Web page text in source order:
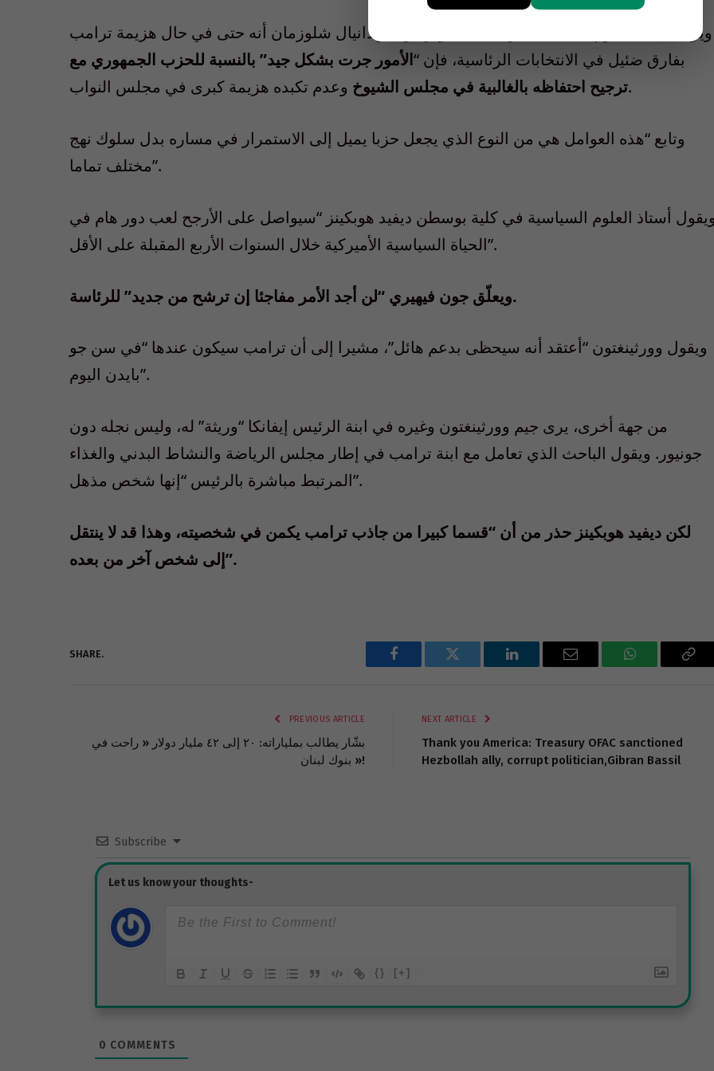
ويرى أستاذ العلوم السياسية في جامعة جونز هوبكنز دانيال شلوزمان أنه حتى في حال هزيمة ترامب
بفارق ضئيل في الانتخابات الرئاسية، فإن “الأمور جرت بشكل جيد” بالنسبة للحزب الجمهوري مع
ترجيح احتفاظه بالغالبية في مجلس الشيوخوعدم تكبده هزيمة كبرى في مجلس النواب.
وتابع “هذه العوامل هي من النوع الذي يجعل حزبا يميل إلى الاستمرار في مساره بدل سلوك نهج
مختلف تماما”.
أستاذ العلوم السياسية في كلية بوسطن ديفيد هوبكينز “سيواصل على الأرجح لعب دور هام في
الحياة السياسية الأميركية خلال السنوات الأربع المقبلة على الأقل”.
ويعلّق جون فيهيري “لن أجد الأمر مفاجئا إن ترشح من جديد” للرئاسة.
ويقول وورثينغتون “أعتقد أنه سيحظى بدعم هائل”، مشيرا إلى أن ترامب سيكون عندها “في سن جو
بايدن اليوم”.
من جهة أخرى، يرى جيم وورثينغتون وغيره في ابنة الرئيس إيفانكا “وريثة” له، وليس نجله دون
جونيور. ويقول الباحث الذي تعامل مع ابنة ترامب في إطار مجلس الرياضة والنشاط البدني والغذاء
المرتبط مباشرة بالرئيس “إنها شخص مذهل”.
لكن ديفيد هوبكينز حذر من أن “قسما كبيرا من جاذب ترامب يكمن في شخصيته، وهذا قد لا ينتقل
إلى شخص آخر من بعده”.
SHARE.
Facebook Twitter LinkedIn Email WhatsApp
PREVIOUS ARTICLE
بشّار يطالب بملياراته: ٢٠ إلى ٤٢ مليار دولار « راحت في
بنوك لبنان »!
NEXT ARTICLE
Thank you America: Treasury OFAC sanctioned
Hezbollah ally, corrupt politician,Gibran Bassil
Subscribe
{} [+]
0 COMMENTS